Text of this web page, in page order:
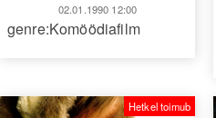
02.01.1990 12:00
genre:Komöödiafilm
Hetkel toimub